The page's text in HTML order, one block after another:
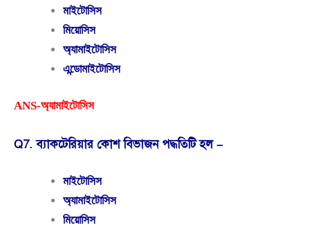
মাইটোসিস
মিয়োসিস
অ্যামাইটোসিস
এন্ডোমাইটোসিস
ANS-অ্যামাইটোসিস
Q7. ব্যাকটেরিয়ার কোশ বিভাজন পদ্ধতিটি হল –
মাইটোসিস
অ্যামাইটোসিস
মিয়োসিস